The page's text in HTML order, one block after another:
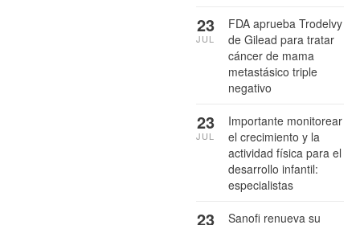
FDA aprueba Trodelvy
de Gilead para tratar
cáncer de mama
metastásico triple
negativo
23
JUL
Importante monitorear
el crecimiento y la
actividad física para el
desarrollo infantil:
especialistas
23
JUL
Sanofi renueva su
23